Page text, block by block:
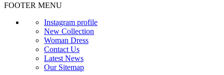
FOOTER MENU
Instagram profile
New Collection
Woman Dress
Contact Us
Latest News
Our Sitemap